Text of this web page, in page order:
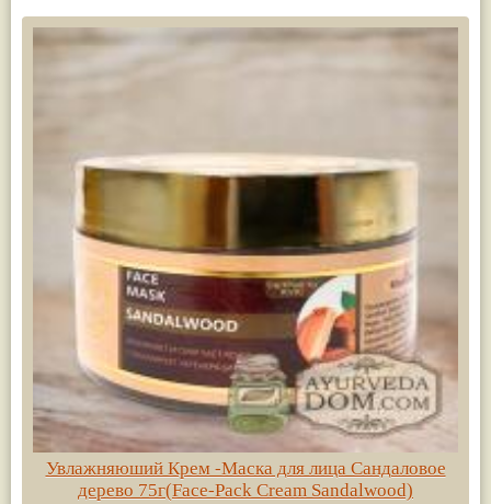
Увлажняюший Крем -Маска для лица Сандаловое
дерево 75г(Face-Pack Cream Sandalwood)